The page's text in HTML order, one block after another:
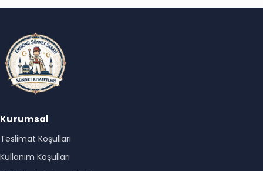
Kurumsal
Teslimat Koşulları
Kullanım Koşulları